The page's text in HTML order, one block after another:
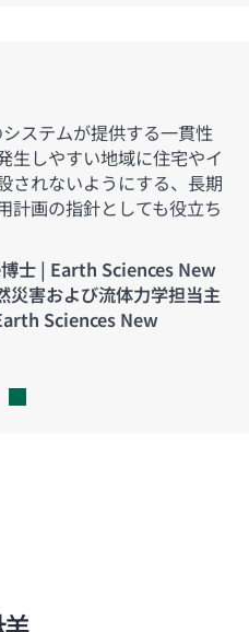
ステムが提供する一貫性
生しやすい地域に住宅やイ
されないようにする、長期
計画の指針としても役立ち
士 | Earth Sciences New
災害および流体力学担当主
Sciences New